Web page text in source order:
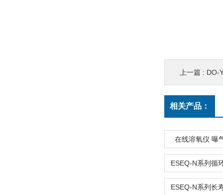
上一篇 : DO-
相关产品：
在线溶氧仪 曝